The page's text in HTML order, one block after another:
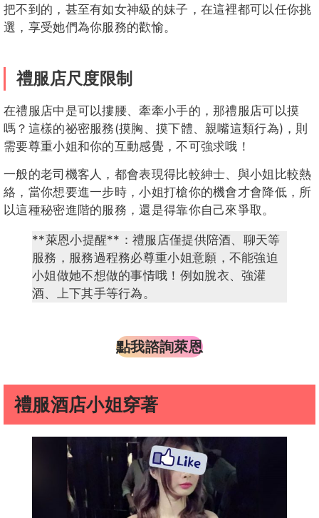
把不到的，甚至有如女神級的妹子，在這裡都可以任你挑
選，享受她們為你服務的歡愉。
禮服店尺度限制
在禮服店中是可以摟腰、牽牽小手的，那禮服店可以摸
嗎？這樣的祕密服務(摸胸、摸下體、親嘴這類行為)，則
需要尊重小姐和你的互動感覺，不可強求哦！
一般的老司機客人，都會表現得比較紳士、與小姐比較熱
絡，當你想要進一步時，小姐打槍你的機會才會降低，所
以這種秘密進階的服務，還是得靠你自己來爭取。
**萊恩小提醒**：禮服店僅提供陪酒、聊天等
服務，服務過程務必尊重小姐意願，不能強迫
小姐做她不想做的事情哦！例如脫衣、強灌
酒、上下其手等行為。
點我諮詢萊恩
禮服酒店小姐穿著